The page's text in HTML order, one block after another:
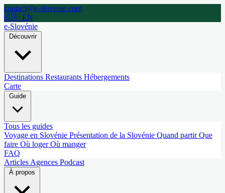
contact@e-slovenie.com
🇬🇧 EN
e-Slovénie
Découvrir
Destinations Restaurants Hébergements
Carte
Tous les guides
Voyage en Slovénie Présentation de la Slovénie Quand partirQue
faire Où logerOù manger
FAQ
Articles Agences Podcast